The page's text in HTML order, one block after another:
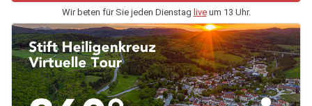
Wir beten für Sie jeden Dienstag liveum 13 Uhr.